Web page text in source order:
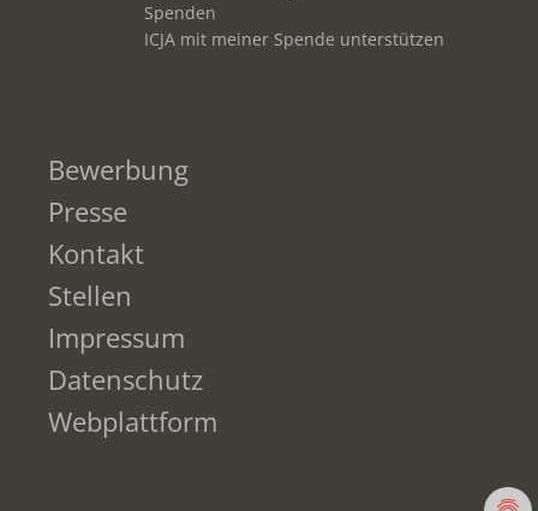
Spenden
ICJA mit meiner Spende unterstützen
Bewerbung
Presse
Kontakt
Stellen
Impressum
Datenschutz
Webplattform